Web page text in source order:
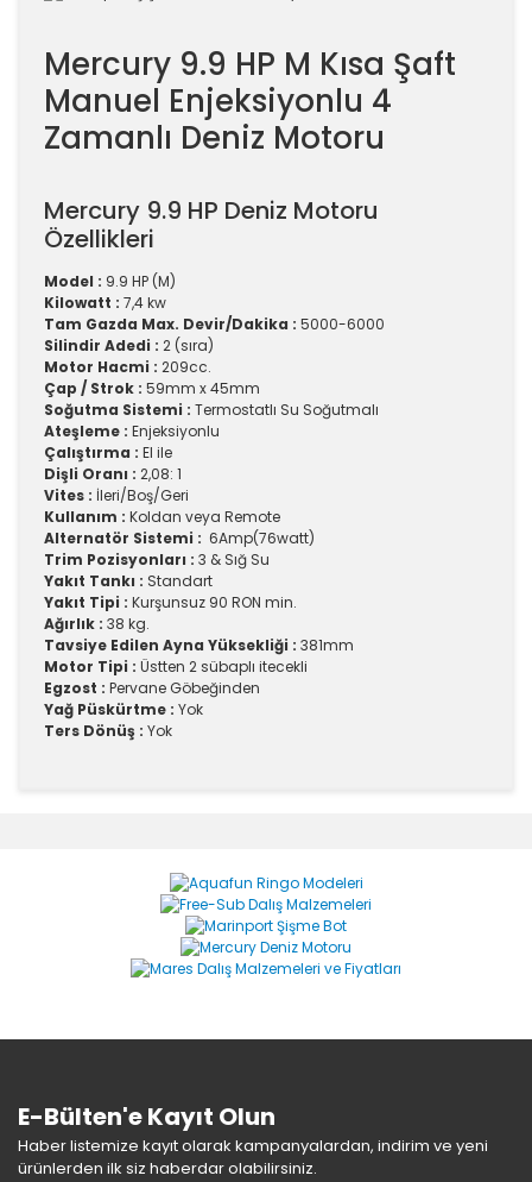
Mercury 9.9 HP M Kısa Şaft
Manuel Enjeksiyonlu 4
Zamanlı Deniz Motoru
Mercury 9.9 HP Deniz Motoru
Özellikleri
Model : 9.9 HP (M)
Kilowatt : 7,4 kw
Tam Gazda Max. Devir/Dakika : 5000-6000
Silindir Adedi : 2 (sıra)
Motor Hacmi : 209cc.
Çap / Strok : 59mm x 45mm
Soğutma Sistemi : Termostatlı Su Soğutmalı
Ateşleme : Enjeksiyonlu
Çalıştırma : El ile
Dişli Oranı : 2,08: 1
Vites : İleri/Boş/Geri
Kullanım : Koldan veya Remote
Alternatör Sistemi : 6Amp(76watt)
Trim Pozisyonları : 3 & Sığ Su
Yakıt Tankı : Standart
Yakıt Tipi : Kurşunsuz 90 RON min.
Ağırlık : 38 kg.
Tavsiye Edilen Ayna Yüksekliği : 381mm
Motor Tipi : Üstten 2 sübaplı itecekli
Egzost : Pervane Göbeğinden
Yağ Püskürtme : Yok
Ters Dönüş : Yok
Yorum Yaz
Ürün resmi kalitesiz, bozuk veya görüntülenemiyor.
Ürün açıklamasında eksik bilgiler bulunuyor.
Ürün bilgilerinde hatalar bulunuyor.
E-Bülten'e Kayıt Olun
Haber listemize kayıt olarak kampanyalardan, indirim ve yeni
ürünlerden ilk siz haberdar olabilirsiniz.